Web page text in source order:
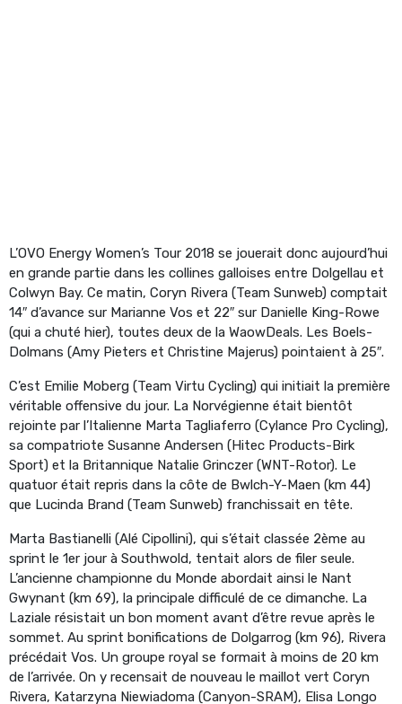
L’OVO Energy Women’s Tour 2018 se jouerait donc aujourd’hui
en grande partie dans les collines galloises entre Dolgellau et
Colwyn Bay. Ce matin, Coryn Rivera (Team Sunweb) comptait
14″ d’avance sur Marianne Vos et 22″ sur Danielle King-Rowe
(qui a chuté hier), toutes deux de la WaowDeals. Les Boels-
Dolmans (Amy Pieters et Christine Majerus) pointaient à 25″.
C’est Emilie Moberg (Team Virtu Cycling) qui initiait la première
véritable offensive du jour. La Norvégienne était bientôt
rejointe par l’Italienne Marta Tagliaferro (Cylance Pro Cycling),
sa compatriote Susanne Andersen (Hitec Products-Birk
Sport) et la Britannique Natalie Grinczer (WNT-Rotor). Le
quatuor était repris dans la côte de Bwlch-Y-Maen (km 44)
que Lucinda Brand (Team Sunweb) franchissait en tête.
Marta Bastianelli (Alé Cipollini), qui s’était classée 2ème au
sprint le 1er jour à Southwold, tentait alors de filer seule.
L’ancienne championne du Monde abordait ainsi le Nant
Gwynant (km 69), la principale difficulé de ce dimanche. La
Laziale résistait un bon moment avant d’être revue après le
sommet. Au sprint bonifications de Dolgarrog (km 96), Rivera
précédait Vos. Un groupe royal se formait à moins de 20 km
de l’arrivée. On y recensait de nouveau le maillot vert Coryn
Rivera, Katarzyna Niewiadoma (Canyon-SRAM), Elisa Longo